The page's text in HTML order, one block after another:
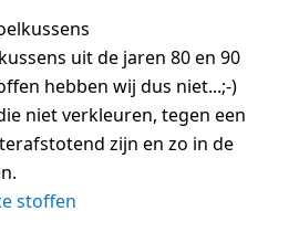
uit de jaren 80 en 90
hebben wij dus niet...;-)
niet verkleuren, tegen een
zijn en zo in de
stoffen